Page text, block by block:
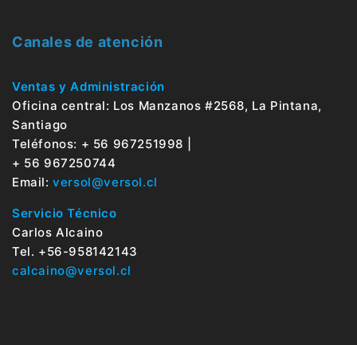
Canales de atención
Ventas y Administración
Oficina central: Los Manzanos #2568, La Pintana,
Santiago
Teléfonos: + 56 967251998 |
+ 56 967250744
Email:versol@versol.cl
Servicio Técnico
Carlos Alcaino
Tel. +56-958142143
calcaino@versol.cl